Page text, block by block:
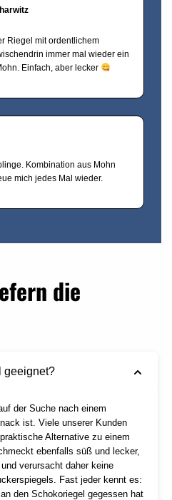
Riegel mit ordentlichem
immer mal wieder ein
Einfach, aber lecker
Kombination aus Mohn
mich jedes Mal wieder.
die
geeignet?
der Suche nach einem
ist. Viele unserer Kunden
Alternative zu einem
ebenfalls süß und lecker,
verursacht daher keine
Fast jeder kennt es:
den Schokoriegel gegessen hat